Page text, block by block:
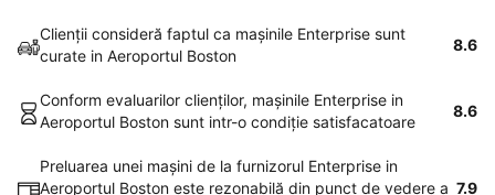
Clienţii consideră faptul ca maşinile Enterprise sunt
curate in Aeroportul Boston
8.6
Conform evaluarilor clienţilor, maşinile Enterprise in
Aeroportul Boston sunt intr-o condiţie satisfacatoare
8.6
Preluarea unei maşini de la furnizorul Enterprise in
Aeroportul Boston este rezonabilă din punct de vedere a 7.9